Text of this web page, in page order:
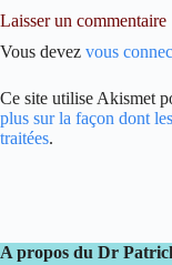
Laisser un commentaire
Vous devez vous
Ce site utilise Akismet
plus sur la façon dont
traitées.
A propos du Dr